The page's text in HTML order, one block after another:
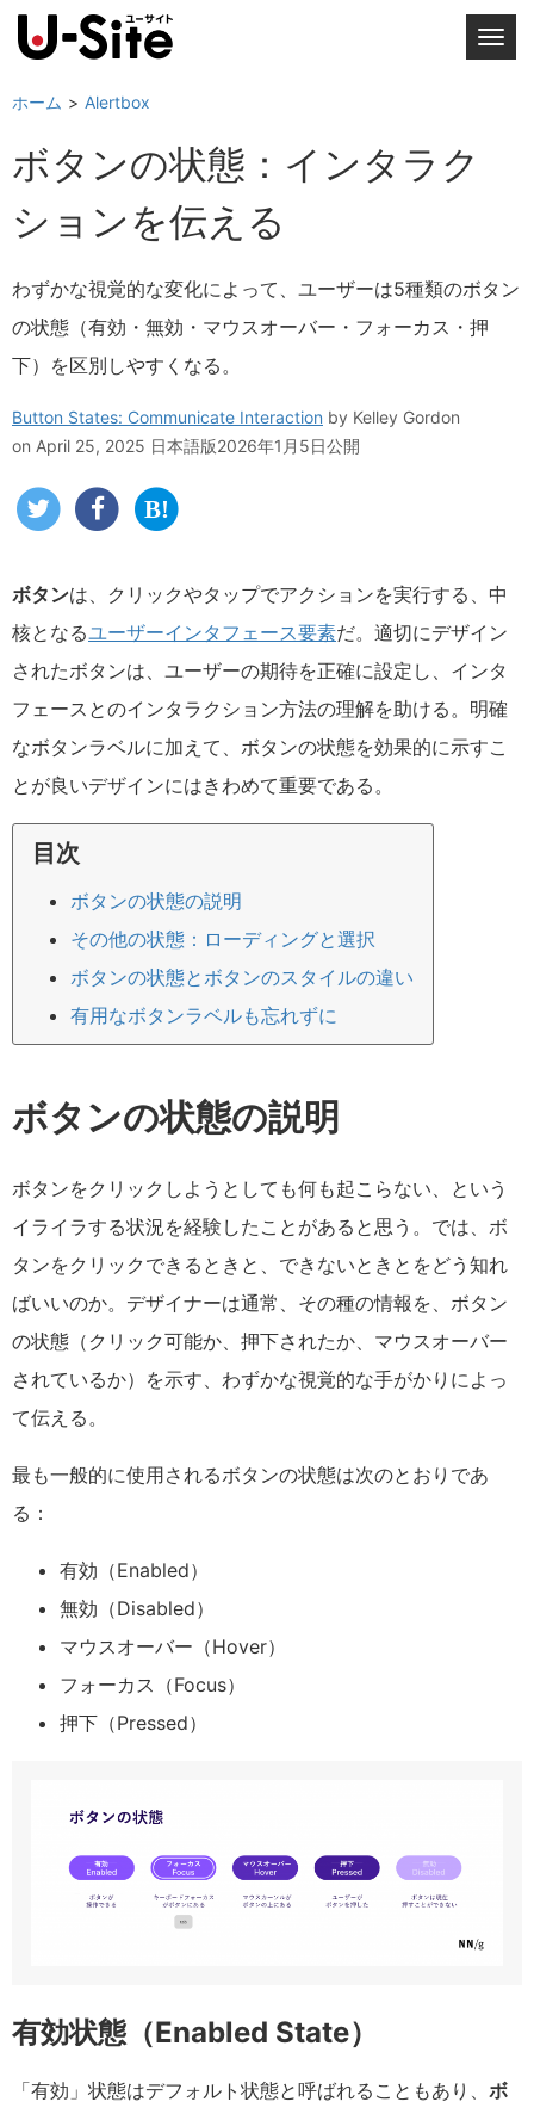
T
i
ホーム Alertbox
ボタンの状態：インタラク
ションを伝える
わずかな視覚的な変化によって、ユーザーは5種類のボタン
の状態（有効・無効・マウスオーバー・フォーカス・押
下）を区別しやすくなる。
Button States: Communicate Interaction by Kelley Gordon
on April 25, 2025 日本語版2026年1月5日公開
ボタンは、クリックやタップでアクションを実行する、中
核となるユーザーインタフェース要素だ。適切にデザイン
されたボタンは、ユーザーの期待を正確に設定し、インタ
フェースとのインタラクション方法の理解を助ける。明確
なボタンラベルに加えて、ボタンの状態を効果的に示すこ
とが良いデザインにはきわめて重要である。
目次
ボタンの状態の説明
その他の状態：ローディングと選択
ボタンの状態とボタンのスタイルの違い
有用なボタンラベルも忘れずに
ボタンの状態の説明
ボタンをクリックしようとしても何も起こらない、という
イライラする状況を経験したことがあると思う。では、ボ
タンをクリックできるときと、できないときとをどう知れ
ばいいのか。デザイナーは通常、その種の情報を、ボタン
の状態（クリック可能か、押下されたか、マウスオーバー
されているか）を示す、わずかな視覚的な手がかりによっ
て伝える。
最も一般的に使用されるボタンの状態は次のとおりであ
る：
有効（Enabled）
無効（Disabled）
マウスオーバー（Hover）
フォーカス（Focus）
押下（Pressed）
有効状態（Enabled State）
「有効」状態はデフォルト状態と呼ばれることもあり、 ボ